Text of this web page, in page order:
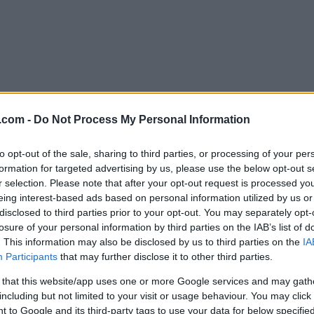
- Do Not Process My Personal Information
opt-out of the sale, sharing to third parties, or processing of your
for targeted advertising by us, please use the below opt-out
selection. Please note that after your opt-out request is processed
interest-based ads based on personal information utilized by us
to third parties prior to your opt-out. You may separately
of your personal information by third parties on the IAB’s list of
This information may also be disclosed by us to third parties on the
Participants that may further disclose it to other third parties.
that this website/app uses one or more Google services and may
but not limited to your visit or usage behaviour. You may
to Google and its third-party tags to use your data for below
fortsatt uten
de om
SCHEVE 04.09.2023
fortsatt milevis unna
kommende sesong. Dette
de strides om.
Store endringer i
BY INGEBORG SCHEVE
Langrennslandslaget er noe
enn for bare et drøyt år siden.